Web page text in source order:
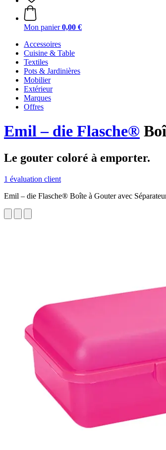
Mon panier 0,00 €
Accessoires
Cuisine & Table
Textiles
Pots & Jardinières
Mobilier
Extérieur
Marques
Offres
Emil – die Flasche®
Le gouter coloré à emporter.
1 évaluation client
Emil – die Flasche® Boîte à Gouter avec